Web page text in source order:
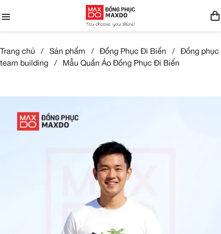
Trang chủ / Sản phẩm / Đồng Phục Đi Biển /
Đồng phục
team building
/ Mẫu Quần Áo Đồng Phục Đi Biển